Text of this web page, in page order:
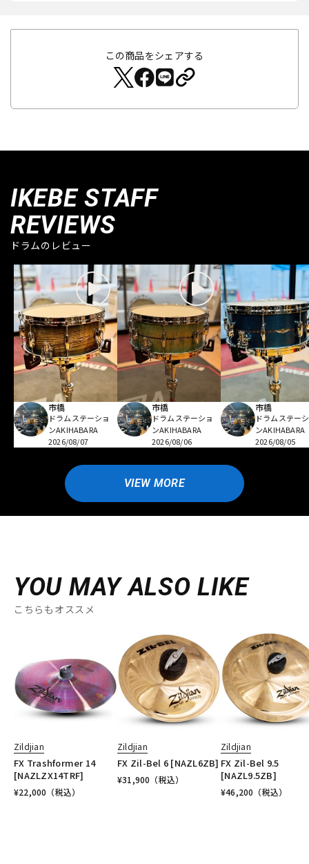
この商品をシェアする
IKEBE STAFF
REVIEWS
ドラムのレビュー
市橋
ドラムステーショ
ンAKIHABARA
2026/08/07
市橋
ドラムステーショ
ンAKIHABARA
2026/08/06
市橋
ドラムステー
ンAKIHABARA
2026/08/05
VIEW MORE
YOU MAY ALSO LIKE
こちらもオススメ
Zildjian
FX Trashformer 14
[NAZLZX14TRF]
¥22,000 （税込）
Zildjian
FX Zil-Bel 6 [NAZL6ZB]
¥31,900 （税込）
Zildjian
FX Zil-Bel 9.5
[NAZL9.5ZB]
¥46,200 （税込）